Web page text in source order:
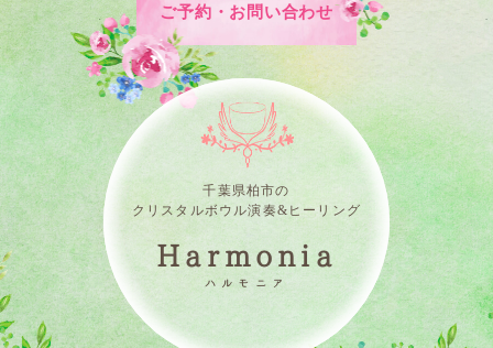
ご予約・お問い合わせ
千葉県柏市の
クリスタルボウル演奏&ヒーリング
Harmonia
ハルモニア